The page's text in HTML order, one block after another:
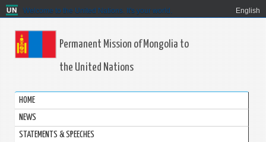
Welcome to the United Nations. It's your world. English
Permanent Mission of Mongolia to
the United Nations
HOME
NEWS
STATEMENTS & SPEECHES